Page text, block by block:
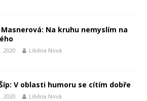
Na kruhu nemyslím na
2020 Liběna Nová
V oblasti humoru se cítím dobře
2020 Liběna Nová